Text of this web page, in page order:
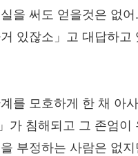
을 써도 얻을것은 없
있잖소」고 대답하
를 모호하게 한 채 아
가 침해되고 그 존엄
부정하는 사람은 없